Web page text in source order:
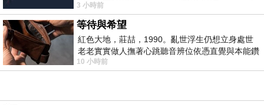
赴美深造並取得經濟發展博士學位。曾任
3 小時前
等待與希望
紅色大地，莊喆，1990。亂世浮生仍想立身處世
老老實實做人撫著心跳聽音辨位依憑直覺與本能鑽
向裂隙的亮處探索另一個心聲另一個共鳴的
10 小時前